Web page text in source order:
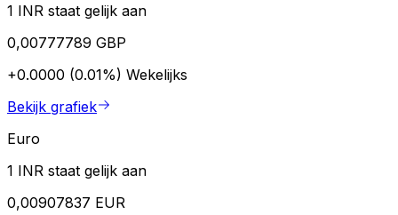
1 INR staat gelijk aan
0,00777789 GBP
+0.0000 (0.01%) Wekelijks
Bekijk grafiek
Euro
1 INR staat gelijk aan
0,00907837 EUR